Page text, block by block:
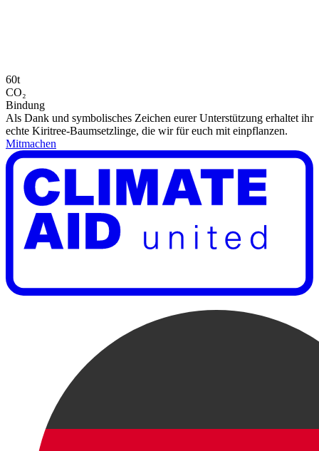
60t
CO₂
Bindung
Als Dank und symbolisches Zeichen eurer Unterstützung erhaltet ihr
echte Kiritree-Baumsetzlinge, die wir für euch mit einpflanzen.
Mitmachen